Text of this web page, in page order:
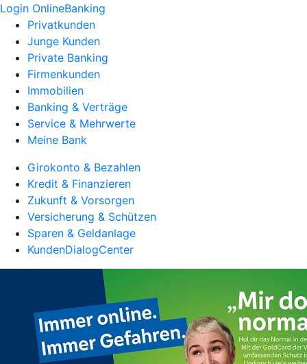
Login OnlineBanking
Privatkunden
Junge Kunden
Private Banking
Firmenkunden
Immobilien
Banking & Verträge
Service & Mehrwerte
Meine Bank
Girokonto & Bezahlen
Kredit & Finanzieren
Zukunft & Vorsorgen
Versicherung & Schützen
Sparen & Geldanlage
KundenDialogCenter